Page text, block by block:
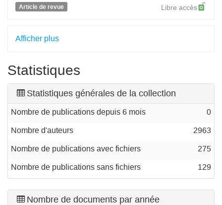
Article de revue Libre accès
Afficher plus
Statistiques
Statistiques générales de la collection
Nombre de publications depuis 6 mois 0
Nombre d'auteurs 2963
Nombre de publications avec fichiers 275
Nombre de publications sans fichiers 129
Nombre de documents par année